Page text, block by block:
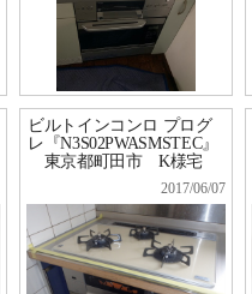
ビルトインコンロ プログ
レ『N3S02PWASMSTEC』
東京都町田市 K様宅
2017/06/07